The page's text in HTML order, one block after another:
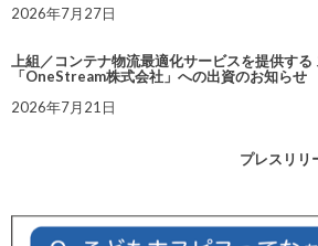
2026年7月27日
上組／コンテナ物流最適化サービスを提供す
「OneStream株式会社」への出資のお知らせ
2026年7月21日
プレスリリ